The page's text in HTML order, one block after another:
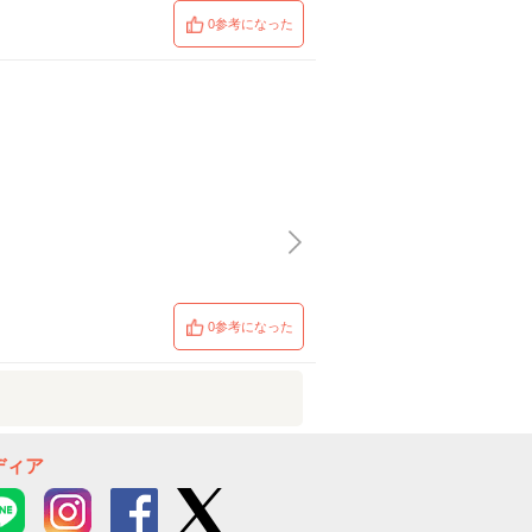
0参考になった
0参考になった
ィア